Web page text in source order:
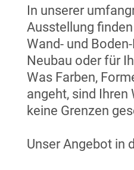
In unserer
Ausstellung
Wand- und
Neubau oder für
Was Farben,
angeht, sind
keine Grenzen
Unser Angebot in